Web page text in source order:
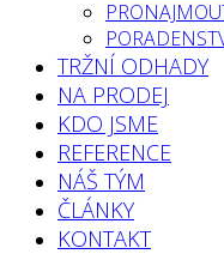
TRŽNÍ ODHADY
NA PRODEJ
KDO JSME
REFERENCE
NÁŠ TÝM
ČLÁNKY
KONTAKT